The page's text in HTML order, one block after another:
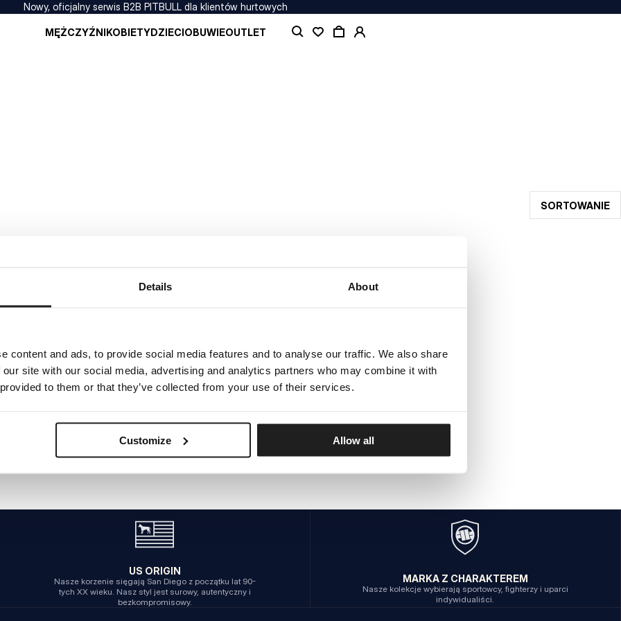
Details About
content and ads, to provide social media features and to analyse our traffic. We also share
site with our social media, advertising and analytics partners who may combine it with
to them or that they’ve collected from your use of their services.
Customize Allow all
Nowy, oficjalny serwis B2B PITBULL dla klientów hurtowych
MĘŻCZYŹNIKOBIETYDZIECIOBUWIEOUTLET
SORTOWANIE
NIE ZNALEZIONO WYNIKÓW
US ORIGIN
Nasze korzenie sięgają San Diego z początku lat 90-
tych XX wieku. Nasz styl jest surowy, autentyczny i
bezkompromisowy.
MARKA Z CHARAKTEREM
Nasze kolekcje wybierają sportowcy, fighterzy i uparci
indywidualiści.